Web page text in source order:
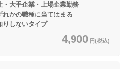
業・上場企業勤務
種に当てはまる
しないタイプ
4,900 円(税込)